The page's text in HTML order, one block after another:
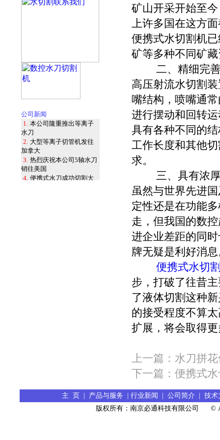
公司新闻
1. 本公司隆重推出等离子
水刀
2. 大型等离子切管机发往
加拿大
3. 热烈庆祝本公司5轴水刀
销往美国
4. 便携式水刀成功切割大
矿山开采开始至
上许多国在这方
便携式水切割机
矿等多种不同矿
二、精细完
高压射流水切割
嘴结构，喷嘴通
进行摆动和回转
具有各种不同的
工作长度和其他
求。
三、具有浓
虽然与世界先进
定性还是在功能
走，但我国的数
进企业差距的同
牌无疑是利好消
便携式水切
步，打破了往昔
了液体切割这种
的接受程度不算
扩展，将会取得
上一篇：水刀拼
下一篇：便携式
主 页 | 产品与服务 | 行业新闻 | 公司简介 | 技
版权所有：南京必通科技有限公司